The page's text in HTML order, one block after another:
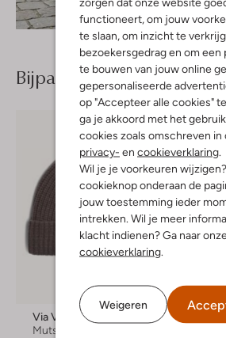
functioneert, om jouw
te slaan, om inzicht te
bezoekersgedrag en om een
te bouwen van jouw online
gepersonaliseerde
op "Accepteer alle cookies"
ga je akkoord met het
cookies zoals omschreven in
privacy- en cookieverklaring.
Wil je je voorkeuren
cookieknop onderaan de
jouw toestemming ieder
intrekken. Wil je meer
klacht indienen? Ga naar
cookieverklaring.
Weigeren
Ontdek de look
Bijpassende producten
Via Vai
Muts